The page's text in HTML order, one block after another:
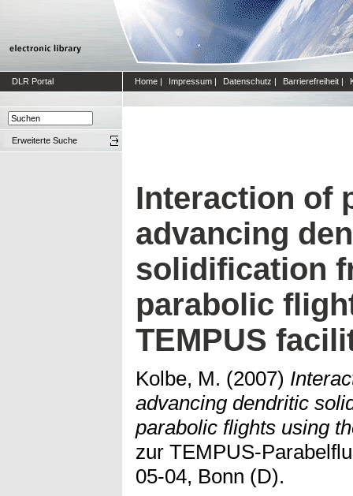
DLR Portal Home | Impressum | Datenschutz | Barrierefreiheit |
Erweiterte Suche
Interaction of
advancing
solidification
parabolic
TEMPUS
Kolbe, M. (2007)
advancing dendritic
parabolic flights using
zur TEMPUS-
05-04, Bonn (D).